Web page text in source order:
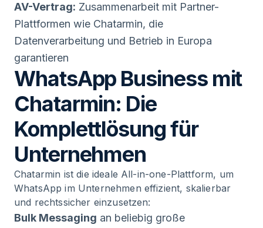
AV-Vertrag: Zusammenarbeit mit Partner-
Plattformen wie Chatarmin, die
Datenverarbeitung und Betrieb in Europa
garantieren
WhatsApp Business mit
Chatarmin: Die
Komplettlösung für
Unternehmen
Chatarmin ist die ideale All-in-one-Plattform, um
WhatsApp im Unternehmen effizient, skalierbar
und rechtssicher einzusetzen:
Bulk Messaging an beliebig große